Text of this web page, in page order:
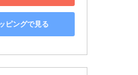
ピングで見る